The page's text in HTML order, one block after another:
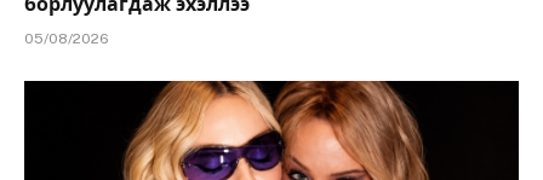
борлуулагдаж эхэллээ
05/08/2026